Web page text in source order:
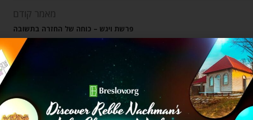
מאמר קודם
פרשת ויגש – כוחה של החזרה בתשובה
מאמרים קשורים